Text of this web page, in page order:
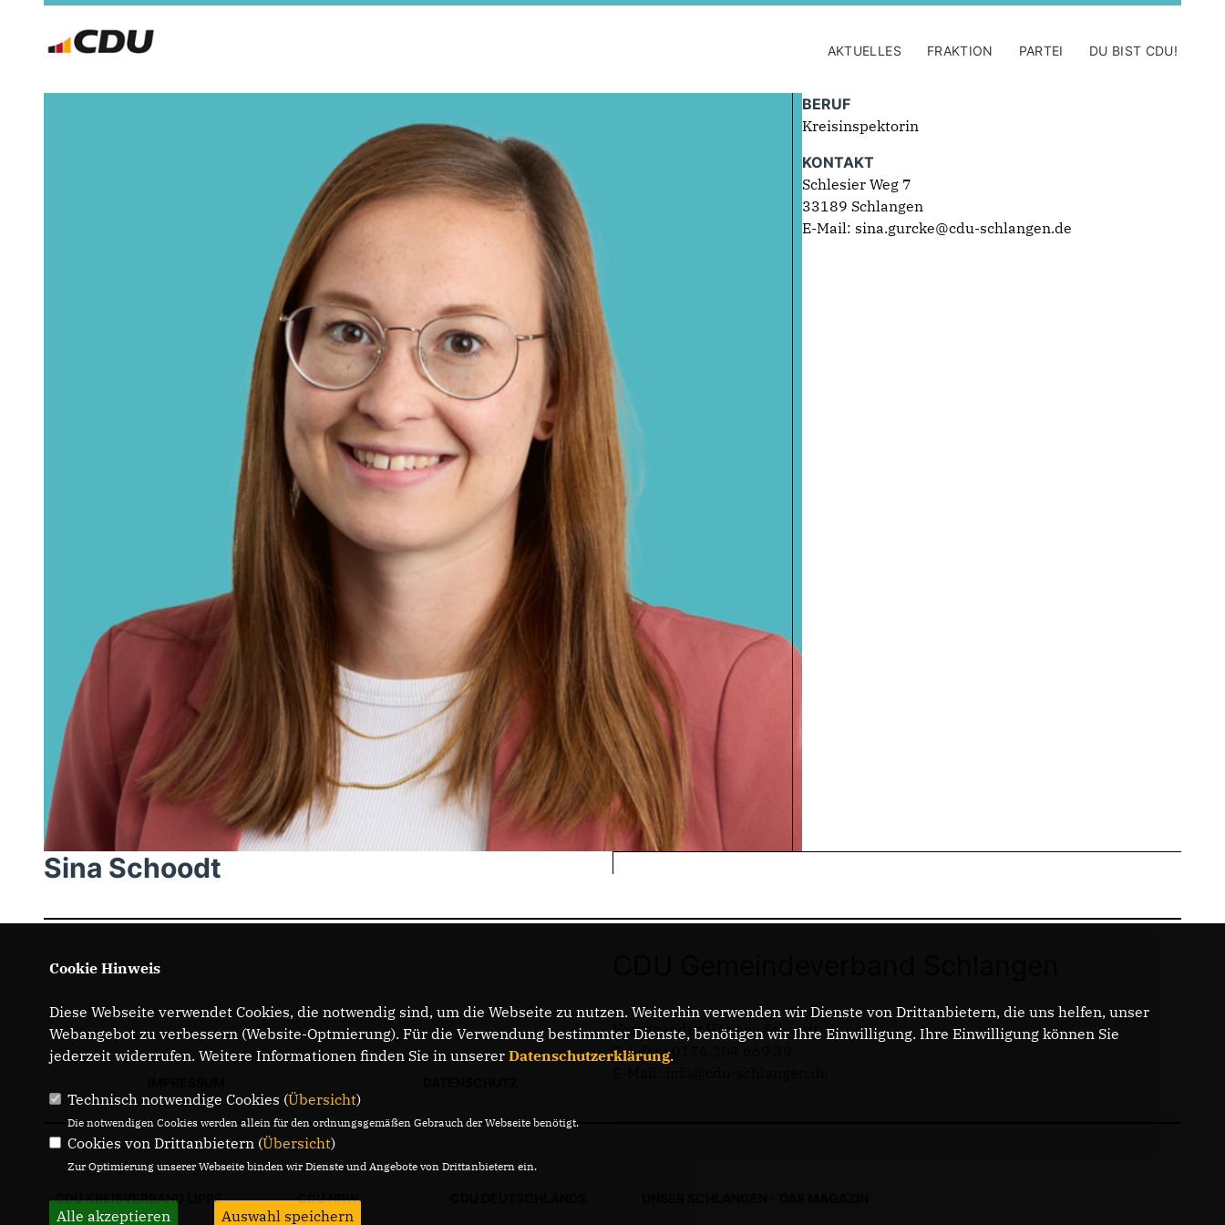
AKTUELLES FRAKTION PARTEI DU BIST CDU!
BERUF
Kreisinspektorin
KONTAKT
Schlesier Weg 7
33189 Schlangen
E-Mail: sina.gurcke@cdu-schlangen.de
Sina Schoodt
Vorsitzender Hannes Schoodt
Telefon: 0176 204 669 39
CDU KREISVERBAND LIPPE CDU NRW
Cookie Hinweis
Diese Webseite verwendet Cookies, die notwendig sind, um die Webseite zu nutzen. Weiterhin verwenden wir Dienste von Drittanbietern, die uns helfen, unser
Webangebot zu verbessern (Website-Optmierung). Für die Verwendung bestimmter Dienste, benötigen wir Ihre Einwilligung. Ihre Einwilligung können Sie
jederzeit widerrufen. Weitere Informationen finden Sie in unserer Datenschutzerklärung.
Technisch notwendige Cookies (Übersicht)
Die notwendigen Cookies werden allein für den ordnungsgemäßen Gebrauch der Webseite benötigt.
Cookies von Drittanbietern (Übersicht)
Zur Optimierung unserer Webseite binden wir Dienste und Angebote von Drittanbietern ein.
Alle akzeptieren Auswahl speichern